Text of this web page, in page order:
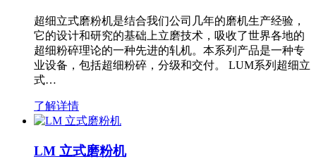
超细立式磨粉机是结合我们公司几年的磨机生产经验，
它的设计和研究的基础上立磨技术，吸收了世界各地的
超细粉碎理论的一种先进的轧机。本系列产品是一种专
业设备，包括超细粉碎，分级和交付。 LUM系列超细立
式…
了解详情
LM 立式磨粉机